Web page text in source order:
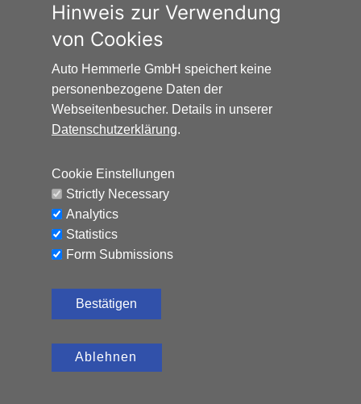
AUDI Q2 SPORT*AUTOMATIK*SCHIEBEDACH*8-
12.500€
Benzin, 152.797 km, 150 PS,
CO₂-Emissionen (kombiniert): 119 g/km, Kraftstoffverbrauch
Hinweis zur Verwendung
von Cookies
Auto Hemmerle GmbH speichert keine
personenbezogene Daten der
Webseitenbesucher. Details in unserer
Datenschutzerklärung.
Cookie Einstellungen
Strictly Necessary
Analytics
Statistics
Form Submissions
Bestätigen
Ablehnen